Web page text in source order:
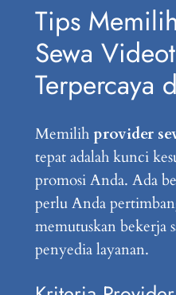
Tips
Sewa
Terpercaya
Memilihprovider
tepat adalah kunci
promosi Anda. Ada
perlu Anda
memutuskan bekerja
penyedia layanan.